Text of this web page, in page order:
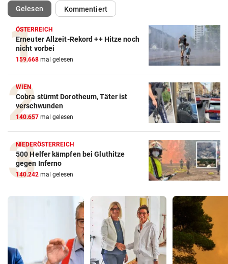
Gelesen(ausgewählt)Kommentiert
ÖSTERREICH
Erneuter Allzeit-Rekord ++ Hitze noch
nicht vorbei
159.668 mal gelesen
WIEN
Cobra stürmt Dorotheum, Täter ist
verschwunden
140.657 mal gelesen
NIEDERÖSTERREICH
500 Helfer kämpfen bei Gluthitze
gegen Inferno
140.242 mal gelesen